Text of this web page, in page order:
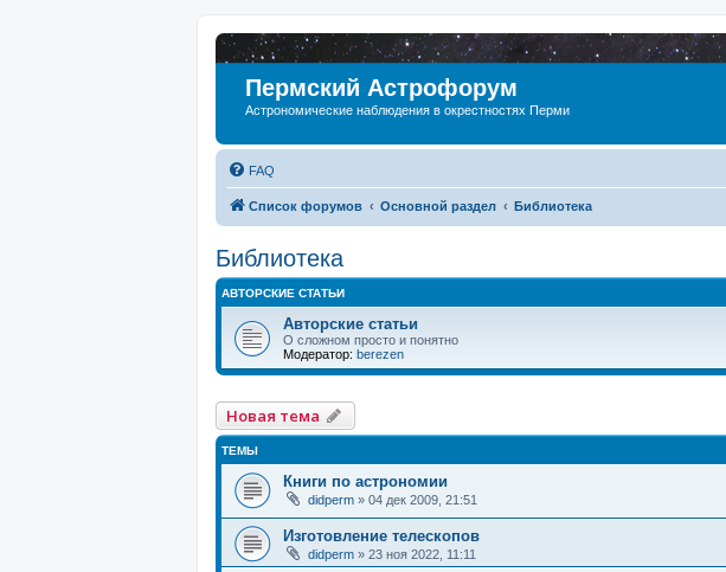
Пермский Астрофорум
Астрономические наблюдения в окрестностях Перми
FAQ
Список форумов Основной раздел Библиотека
Библиотека
АВТОРСКИЕ СТАТЬИ
Авторские статьи
О сложном просто и понятно
Модератор: berezen
Новая тема
ТЕМЫ
Книги по астрономии
didperm » 04 дек 2009, 21:51
Изготовление телескопов
didperm » 23 ноя 2022, 11:11